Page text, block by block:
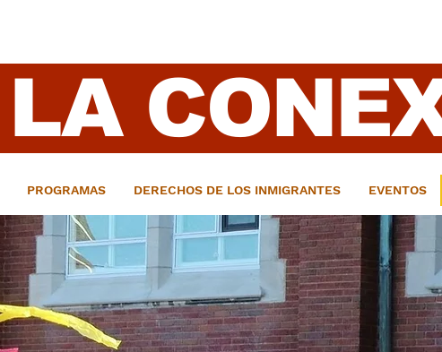
LA
PROGRAMAS DERECHOS DE LOS INMIGRANTES EVENTOS